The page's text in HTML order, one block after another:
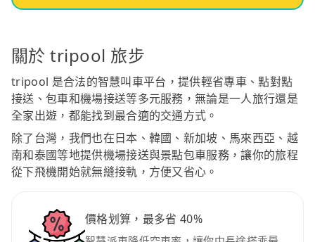
關於 tripool 旅步
tripool 是合法的智慧叫車平台，提供輕省專車、點對點
接送、包車和機場接送等多元服務，無論是一人旅行還是
全家出遊，都能找到最合適的交通方式。
除了台灣，我們也在日本、韓國、新加坡、馬來西亞、越
南和泰國等地提供機場接送與景點包車服務，讓你的旅程
從下飛機開始就無縫接軌，方便又省心。
價格划算，最多省 40%